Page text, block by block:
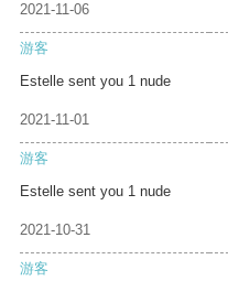
2021-11-06
游客
Estelle sent you 1 nude
2021-11-01
游客
Estelle sent you 1 nude
2021-10-31
游客